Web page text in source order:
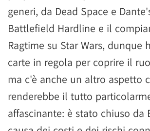
generi, da Dead Space e
Battlefield Hardline e il
Ragtime su Star Wars, dunque
carte in regola per coprire il
ma c'è anche un altro aspetto
renderebbe il tutto
affascinante: è stato chiuso da